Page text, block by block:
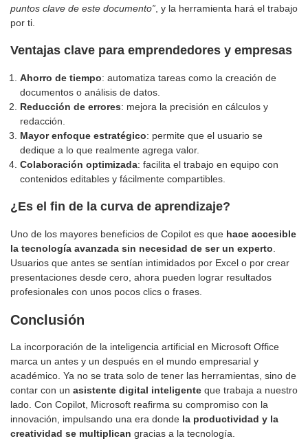
puntos clave de este documento” , y la herramienta hará el trabajo
por ti.
Ventajas clave para emprendedores y empresas
Ahorro de tiempo: automatiza tareas como la creación de
documentos o análisis de datos.
Reducción de errores: mejora la precisión en cálculos y
redacción.
Mayor enfoque estratégico: permite que el usuario se
dedique a lo que realmente agrega valor.
Colaboración optimizada: facilita el trabajo en equipo con
contenidos editables y fácilmente compartibles.
¿Es el fin de la curva de aprendizaje?
Uno de los mayores beneficios de Copilot es que hace accesible
la tecnología avanzada sin necesidad de ser un experto
Usuarios que antes se sentían intimidados por Excel o por crear
presentaciones desde cero, ahora pueden lograr resultados
profesionales con unos pocos clics o frases.
Conclusión
La incorporación de la inteligencia artificial en Microsoft Office
marca un antes y un después en el mundo empresarial y
académico. Ya no se trata solo de tener las herramientas, sino de
contar con un asistente digital inteligente que trabaja a nuestro
lado. Con Copilot, Microsoft reafirma su compromiso con la
innovación, impulsando una era donde la productividad y la
creatividad se multiplican gracias a la tecnología.